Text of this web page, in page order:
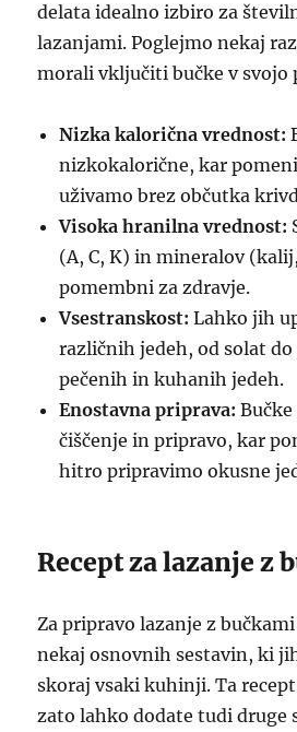
delata idealno izbiro za
lazanjami. Poglejmo nekaj
morali vključiti bučke v svojo
Nizka kalorična vrednost:
nizkokalorične, kar
uživamo brez občutka
Visoka hranilna vrednost:
(A, C, K) in mineralov
pomembni za zdravje.
Vsestranskost: Lahko jih
različnih jedeh, od solat
pečenih in kuhanih jedeh.
Enostavna priprava:
čiščenje in pripravo, kar
hitro pripravimo okusne
Recept za lazanje z
Za pripravo lazanje z
nekaj osnovnih sestavin, ki
skoraj vsaki kuhinji. Ta
zato lahko dodate tudi druge